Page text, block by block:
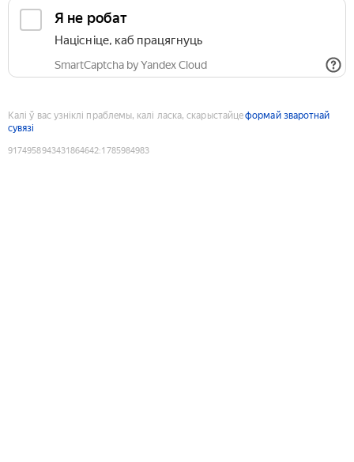
Я не робат
Націсніце, каб працягнуць
SmartCaptcha by Yandex Cloud
Калі ў вас узніклі праблемы, калі ласка, скарыстайцеформай зваротнай
сувязі
9174958943431864642:1785984983